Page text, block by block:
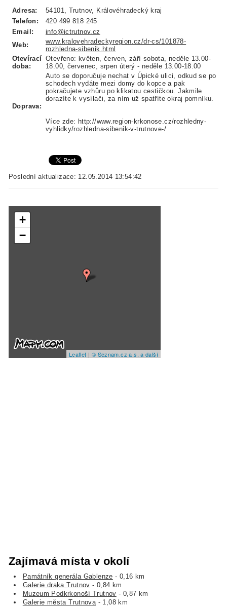
Adresa:
54101, Trutnov, Královéhradecký kraj
Telefon:
420 499 818 245
Email:
info@ictrutnov.cz
Web:
www.kralovehradeckyregion.cz/dr-cs/101878-
rozhledna-sibenik.html
Otevírací
doba:
Otevřeno: květen, červen, září sobota, neděle 13.00-
18.00, červenec, srpen úterý - neděle 13.00-18.00
Doprava:
Auto se doporučuje nechat v Úpické ulici, odkud se po
schodech vydáte mezi domy do kopce a pak
pokračujete vzhůru po klikatou cestičkou. Jakmile
dorazíte k vysílači, za ním už spatříte okraj pomníku.
Více zde: http://www.region-krkonose.cz/rozhledny-
vyhlidky/rozhledna-sibenik-v-trutnove-/
Poslední aktualizace: 12.05.2014 13:54:42
+
−
Leaflet | © Seznam.cz a.s. a další
Zajímavá místa v okolí
Památník generála Gablenze - 0,16 km
Galerie draka Trutnov - 0,84 km
Muzeum Podkrkonoší Trutnov - 0,87 km
Galerie města Trutnova- 1,08 km